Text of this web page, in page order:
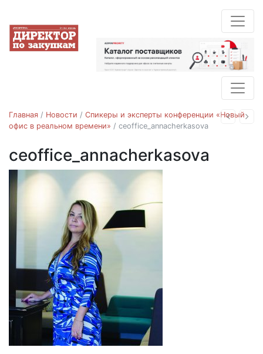
Назад
Главная / Новости / Спикеры и эксперты конференции «Новый
офис в реальном времени» / ceoffice_annacherkasova
ceoffice_annacherkasova